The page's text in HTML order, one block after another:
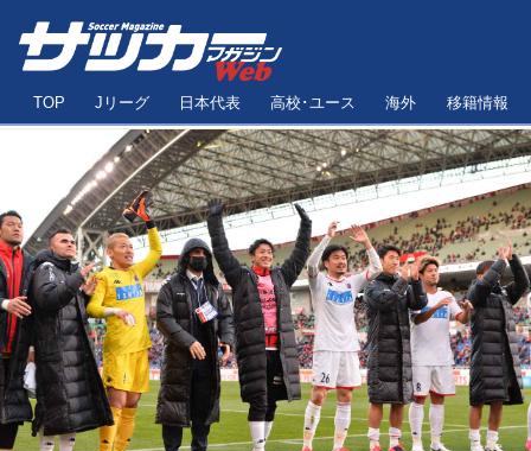
TOP Jリーグ 日本代表 高校･ユース 海外 移籍情報